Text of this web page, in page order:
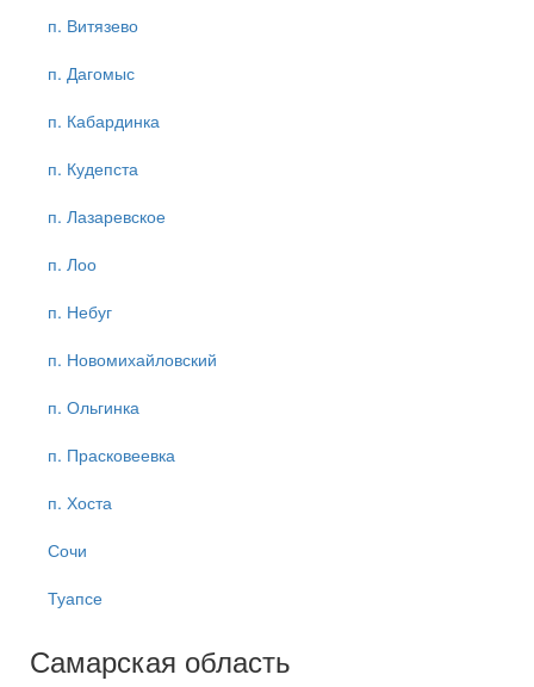
п. Витязево
п. Дагомыс
п. Кабардинка
п. Кудепста
п. Лазаревское
п. Лоо
п. Небуг
п. Новомихайловский
п. Ольгинка
п. Прасковеевка
п. Хоста
Сочи
Туапсе
Самарская область